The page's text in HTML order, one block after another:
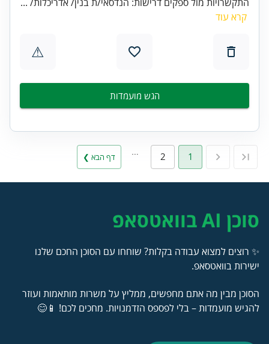
קרא עוד
⚠
הגש מועמדות
1
2 דף הבא ❯
סוכן AI בוואטסאפ
✨ רוצים למצוא עבודה בקלות? שוחחו עם הסוכן החכם שלנו
ישירות בוואטסאפ.
הסוכן מבין מה אתם מחפשים, ממליץ על משרות מותאמות ועוזר
להגיש מועמדות – בלי לפספס הזדמנויות. מחכים לכם! 📱😊